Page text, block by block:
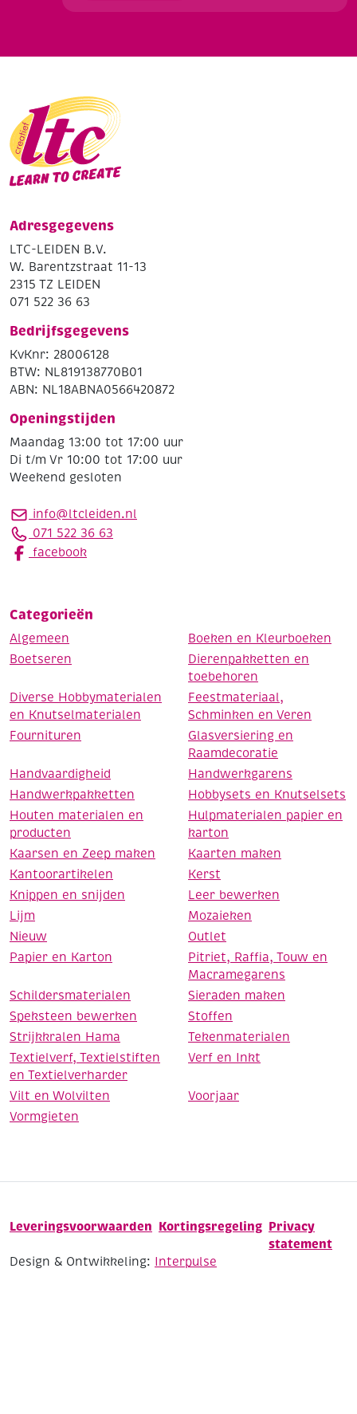
Adresgegevens
LTC-LEIDEN B.V.
W. Barentzstraat 11-13
2315 TZ LEIDEN
071 522 36 63
Bedrijfsgegevens
KvKnr: 28006128
BTW: NL819138770B01
ABN: NL18ABNA0566420872
Openingstijden
Maandag 13:00 tot 17:00 uur
Di t/m Vr 10:00 tot 17:00 uur
Weekend gesloten
info@ltcleiden.nl
071 522 36 63
facebook
Categorieën
Algemeen
Boeken en Kleurboeken
Boetseren
Dierenpakketten en
toebehoren
Diverse Hobbymaterialen
en Knutselmaterialen
Feestmateriaal,
Schminken en Veren
Fournituren
Glasversiering en
Raamdecoratie
Handvaardigheid
Handwerkgarens
Handwerkpakketten
Hobbysets en Knutselsets
Houten materialen en
producten
Hulpmaterialen papier en
karton
Kaarsen en Zeep maken
Kaarten maken
Kantoorartikelen
Kerst
Knippen en snijden
Leer bewerken
Lijm
Mozaieken
Nieuw
Outlet
Papier en Karton
Pitriet, Raffia, Touw en
Macramegarens
Schildersmaterialen
Sieraden maken
Speksteen bewerken
Stoffen
Strijkkralen Hama
Tekenmaterialen
Textielverf, Textielstiften
en Textielverharder
Verf en Inkt
Vilt en Wolvilten
Voorjaar
Vormgieten
Leveringsvoorwaarden Kortingsregeling Privacy
statement
Design & Ontwikkeling: Interpulse